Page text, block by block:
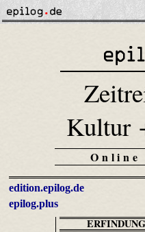
Kultur
Online
edition.epilog.de
epilog.plus